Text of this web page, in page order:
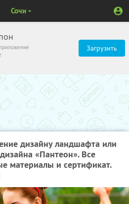
Загрузить
Сочи
дизайну ландшафта или
«Пантеон». Все
материалы и сертификат.